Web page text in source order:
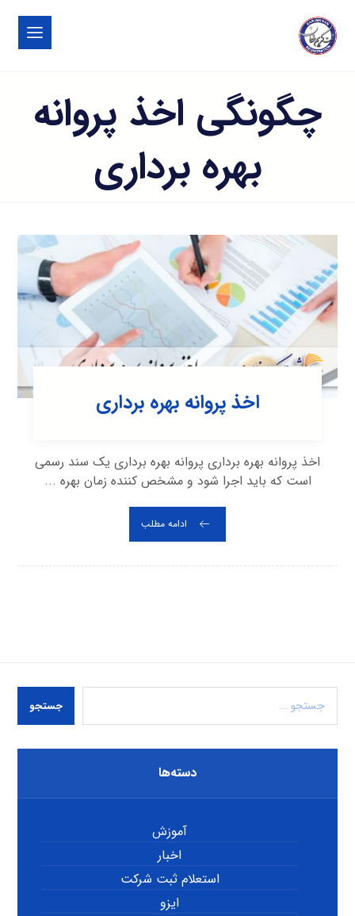
چگونگی اخذ پروانه
بهره برداری
اخذ پروانه بهره برداری
اخذ پروانه بهره برداری پروانه بهره برداری یک سند رسمی
است که باید اجرا شود و مشخص کننده زمان بهره ...
ادامه مطلب
جستجو
دسته‌ها
آموزش
اخبار
استعلام ثبت شرکت
ایزو